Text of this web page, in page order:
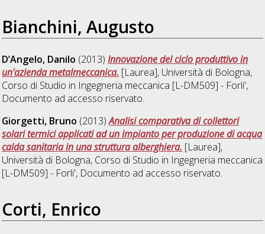
Bianchini, Augusto
D’Angelo, Danilo (2013)Innovazione del ciclo produttivo in
un'azienda metalmeccanica. [Laurea], Università di Bologna,
Corso di Studio in Ingegneria meccanica [L-DM509] - Forli',
Documento ad accesso riservato.
Giorgetti, Bruno (2013)Analisi comparativa di collettori
solari termici applicati ad un impianto per produzione di acqua
calda sanitaria in una struttura alberghiera. [Laurea],
Università di Bologna, Corso di Studio in Ingegneria meccanica
[L-DM509] - Forli', Documento ad accesso riservato.
Corti, Enrico